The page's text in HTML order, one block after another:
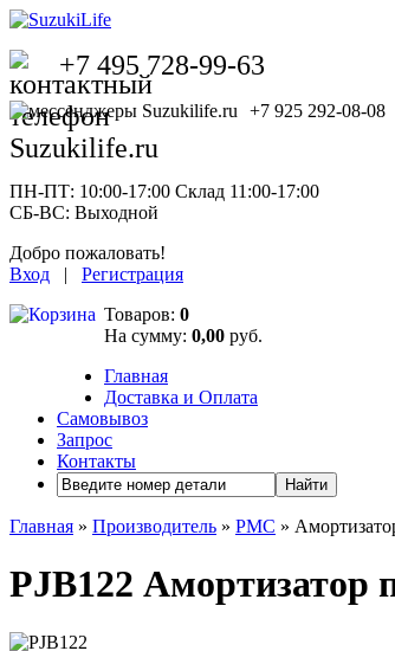
+7 495 728-99-63
+7 925 292-08-08
ПН-ПТ: 10:00-17:00 Склад 11:00-17:00
СБ-ВС: Выходной
Добро пожаловать!
Вход | Регистрация
Товаров: 0
На сумму: 0,00 руб.
Главная
Доставка и Оплата
Самовывоз
Запрос
Контакты
Найти
Главная » Производитель » PMC »
PJB122 Амортизатор